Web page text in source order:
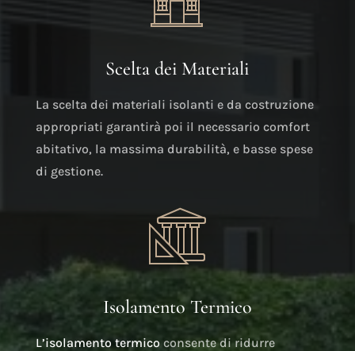
Scelta dei Materiali
La scelta dei materiali isolanti e da costruzione
appropriati garantirà poi il necessario comfort
abitativo, la massima durabilità, e basse spese
di gestione.
Isolamento Termico
L’isolamento termico consente di ridurre